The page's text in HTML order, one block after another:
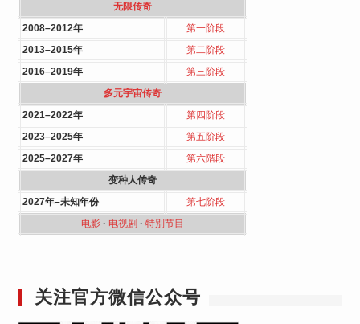
无限传奇
2008–2012年
第一阶段
2013–2015年
第二阶段
2016–2019年
第三阶段
多元宇宙传奇
2021–2022年
第四阶段
2023–2025年
第五阶段
2025–2027年
第六階段
变种人传奇
2027年–未知年份
第七阶段
电影· 电视剧 · 特別节目
关注官方微信公众号